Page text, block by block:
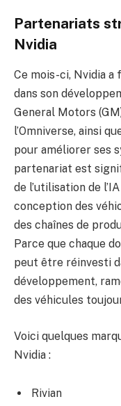
Partenariats
Nvidia
Ce mois-ci, Nvidia
dans son
General Motors
l’Omniverse, ainsi
pour améliorer ses
partenariat est
de l’utilisation de
conception des
des chaînes de
Parce que chaque
peut être réinvesti
développement,
des véhicules
Voici quelques
Nvidia :
Rivian